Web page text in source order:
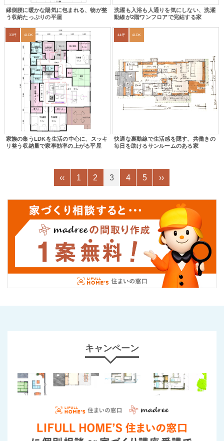
縁側腰に暖かな陽気に包まれる、物が整
う収納たっぷりの平屋
洗濯も入浴も人通りを気にしない、洗濯
動線が2階ワンフロアで完結する家
33坪 4LDK
家族の集うLDKを生活の中心に、スッキ
リ整う収納量で家事効率の上がる平屋
44坪 4LDK
快適な裏動線で生活感を隠す、共働きの
毎日を助けるサンルームのある家
‹‹ 1 2 3 4 5 ››
キャンペーン